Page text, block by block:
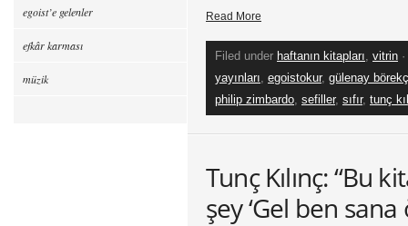
Read More
Filed under haftanın kitapları, vitrin
yayınları, egoistokur, gülenay
philip zimbardo, sefiller, sıfır, tunç
Tunç Kılınç: “Bu
şey ‘Gel ben sana
egoist’e gelenler
efkâr karması
müzik